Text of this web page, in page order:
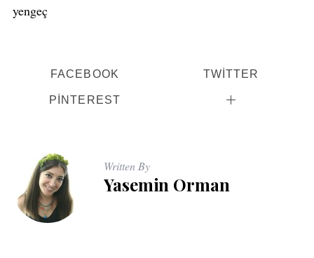
yengeç
FACEBOOK TWITTER
PINTEREST
Written By
Yasemin Orman